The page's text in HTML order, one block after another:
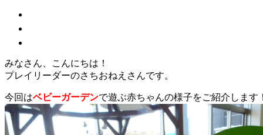
みなさん、こんにちは！
プレイリーダーのさちおねえさんです。
今回はベビーガーデンで遊ぶ赤ちゃんの様子をご紹介します